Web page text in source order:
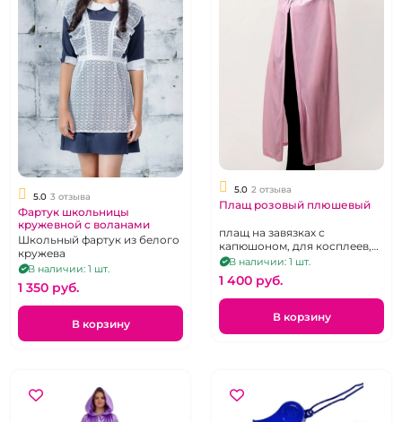
5.0 3 отзыва
Фартук школьницы
кружевной с воланами
Школьный фартук из белого
кружева
В наличии: 1 шт.
1 350 pуб.
В корзину
5.0 2 отзыва
Плащ розовый плюшевый
плащ на завязках с
капюшоном, для косплеев,
вечеринок и ролевых игр
В наличии: 1 шт.
1 400 pуб.
В корзину